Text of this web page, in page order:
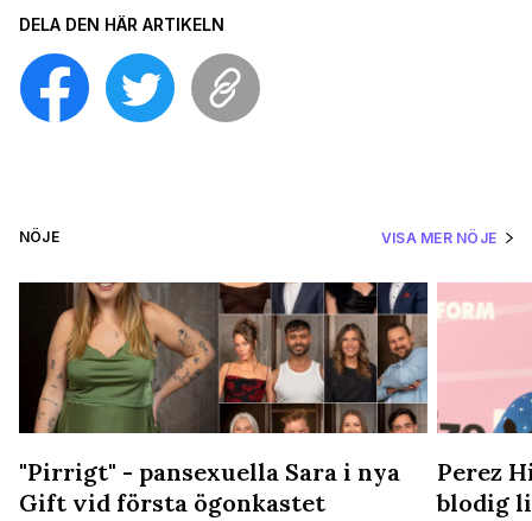
DELA DEN HÄR ARTIKELN
NÖJE VISA MER NÖJE
"Pirrigt" - pansexuella Sara i nya
Gift vid första ögonkastet
Perez
blodig